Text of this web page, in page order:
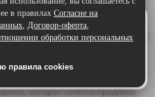
шедевр для истинных гурманов.
пропитанный ароматным
крем обволакивает язык,
Каждый кусочек — это
которое хочется продлить
— быстрее и комфортнее,
в Google Play
в правилах Согласие на
, Договор-оферта,
обработки персональных
правила cookies